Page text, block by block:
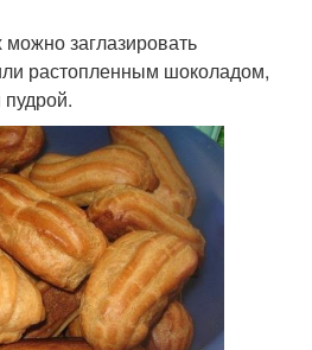
заглазировать
растопленным шоколадом,